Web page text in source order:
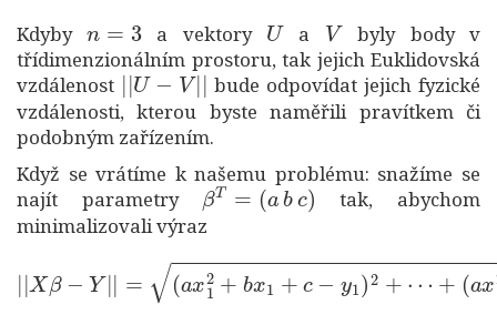
Kdyby a vektory
U
a
V
byly body v
třídimenzionálním prostoru, tak jejich Euklidovská
vzdálenost
||U−V||
bude odpovídat jejich fyzické
vzdálenosti, kterou byste naměřili pravítkem či
podobným zařízením.
Když se vrátíme k našemu problému: snažíme se
najít parametry
βT=(a bc)
tak, abychom
minimalizovali výraz
|=(ax12+bx1+c−y1)2+⋯+
102+bx10+c−y10)2.